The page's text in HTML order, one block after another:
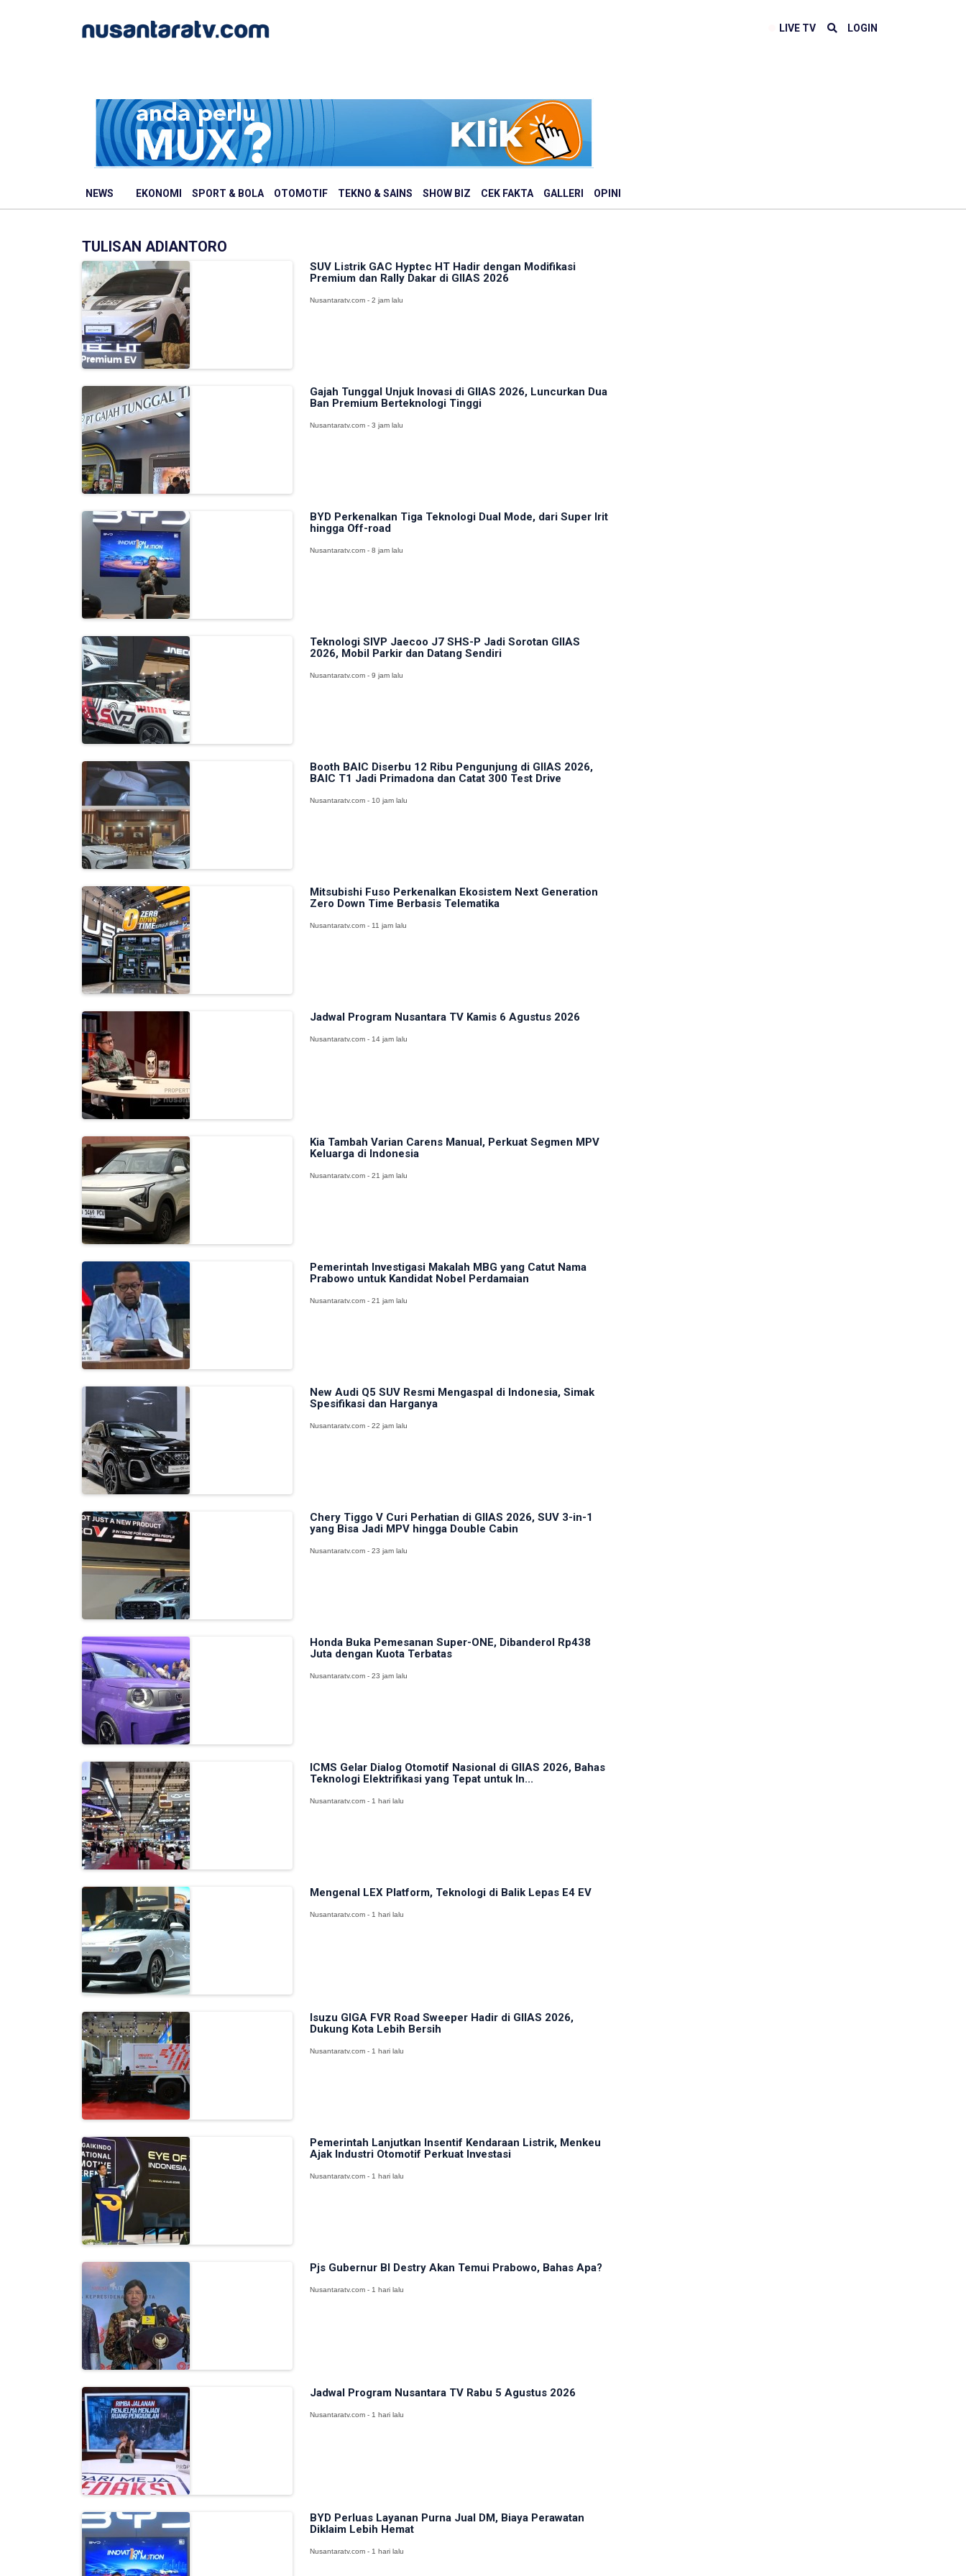
LIVE TV LOGIN
NEWS EKONOMI SPORT & BOLA OTOMOTIF TEKNO & SAINS SHOW BIZ CEK FAKTA GALLERI OPINI
TULISAN ADIANTORO
SUV Listrik GAC Hyptec HT Hadir dengan Modifikasi
Premium dan Rally Dakar di GIIAS 2026
Nusantaratv.com - 2 jam lalu
Gajah Tunggal Unjuk Inovasi di GIIAS 2026, Luncurkan Dua
Ban Premium Berteknologi Tinggi
Nusantaratv.com - 3 jam lalu
BYD Perkenalkan Tiga Teknologi Dual Mode, dari Super Irit
hingga Off-road
Nusantaratv.com - 8 jam lalu
Teknologi SIVP Jaecoo J7 SHS-P Jadi Sorotan GIIAS
2026, Mobil Parkir dan Datang Sendiri
Nusantaratv.com - 9 jam lalu
Booth BAIC Diserbu 12 Ribu Pengunjung di GIIAS 2026,
BAIC T1 Jadi Primadona dan Catat 300 Test Drive
Nusantaratv.com - 10 jam lalu
Mitsubishi Fuso Perkenalkan Ekosistem Next Generation
Zero Down Time Berbasis Telematika
Nusantaratv.com - 11 jam lalu
Jadwal Program Nusantara TV Kamis 6 Agustus 2026
Nusantaratv.com - 14 jam lalu
Kia Tambah Varian Carens Manual, Perkuat Segmen MPV
Keluarga di Indonesia
Nusantaratv.com - 21 jam lalu
Pemerintah Investigasi Makalah MBG yang Catut Nama
Prabowo untuk Kandidat Nobel Perdamaian
Nusantaratv.com - 21 jam lalu
New Audi Q5 SUV Resmi Mengaspal di Indonesia, Simak
Spesifikasi dan Harganya
Nusantaratv.com - 22 jam lalu
Chery Tiggo V Curi Perhatian di GIIAS 2026, SUV 3-in-1
yang Bisa Jadi MPV hingga Double Cabin
Nusantaratv.com - 23 jam lalu
Honda Buka Pemesanan Super-ONE, Dibanderol Rp438
Juta dengan Kuota Terbatas
Nusantaratv.com - 23 jam lalu
ICMS Gelar Dialog Otomotif Nasional di GIIAS 2026, Bahas
Teknologi Elektrifikasi yang Tepat untuk In...
Nusantaratv.com - 1 hari lalu
Mengenal LEX Platform, Teknologi di Balik Lepas E4 EV
Nusantaratv.com - 1 hari lalu
Isuzu GIGA FVR Road Sweeper Hadir di GIIAS 2026,
Dukung Kota Lebih Bersih
Nusantaratv.com - 1 hari lalu
Pemerintah Lanjutkan Insentif Kendaraan Listrik, Menkeu
Ajak Industri Otomotif Perkuat Investasi
Nusantaratv.com - 1 hari lalu
Pjs Gubernur BI Destry Akan Temui Prabowo, Bahas Apa?
Nusantaratv.com - 1 hari lalu
Jadwal Program Nusantara TV Rabu 5 Agustus 2026
Nusantaratv.com - 1 hari lalu
BYD Perluas Layanan Purna Jual DM, Biaya Perawatan
Diklaim Lebih Hemat
Nusantaratv.com - 1 hari lalu